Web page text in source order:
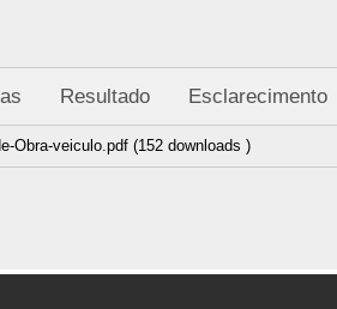
Resultado Esclarecimento
Obra-veiculo.pdf (152 downloads )